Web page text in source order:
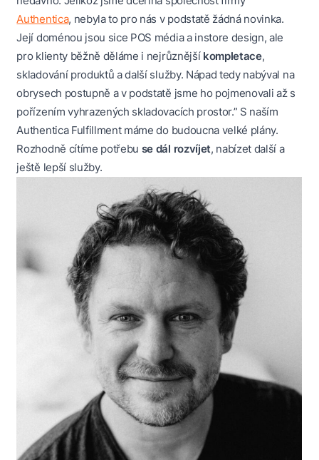
Authentica, nebyla to pro nás v podstatě žádná novinka.
Její doménou jsou sice POS média a instore design, ale
pro klienty běžně děláme i nejrůznější kompletace,
skladování produktů a další služby. Nápad tedy nabýval na
obrysech postupně a v podstatě jsme ho pojmenovali až s
pořízením vyhrazených skladovacích prostor.” S naším
Authentica Fulfillment máme do budoucna velké plány.
Rozhodně cítíme potřebu se dál rozvíjet, nabízet další a
ještě lepší služby.